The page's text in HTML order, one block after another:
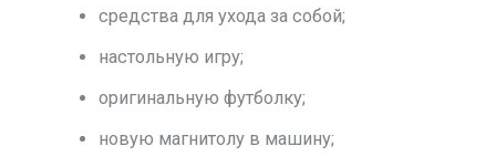
средства для ухода за собой;
настольную игру;
оригинальную футболку;
новую магнитолу в машину;